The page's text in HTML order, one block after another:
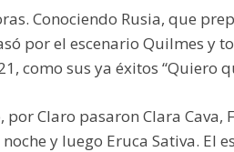
Conociendo Rusia, que
por el escenario Quilmes y
como sus ya éxitos “Quiero
por Claro pasaron Clara
y luego Eruca Sativa. El